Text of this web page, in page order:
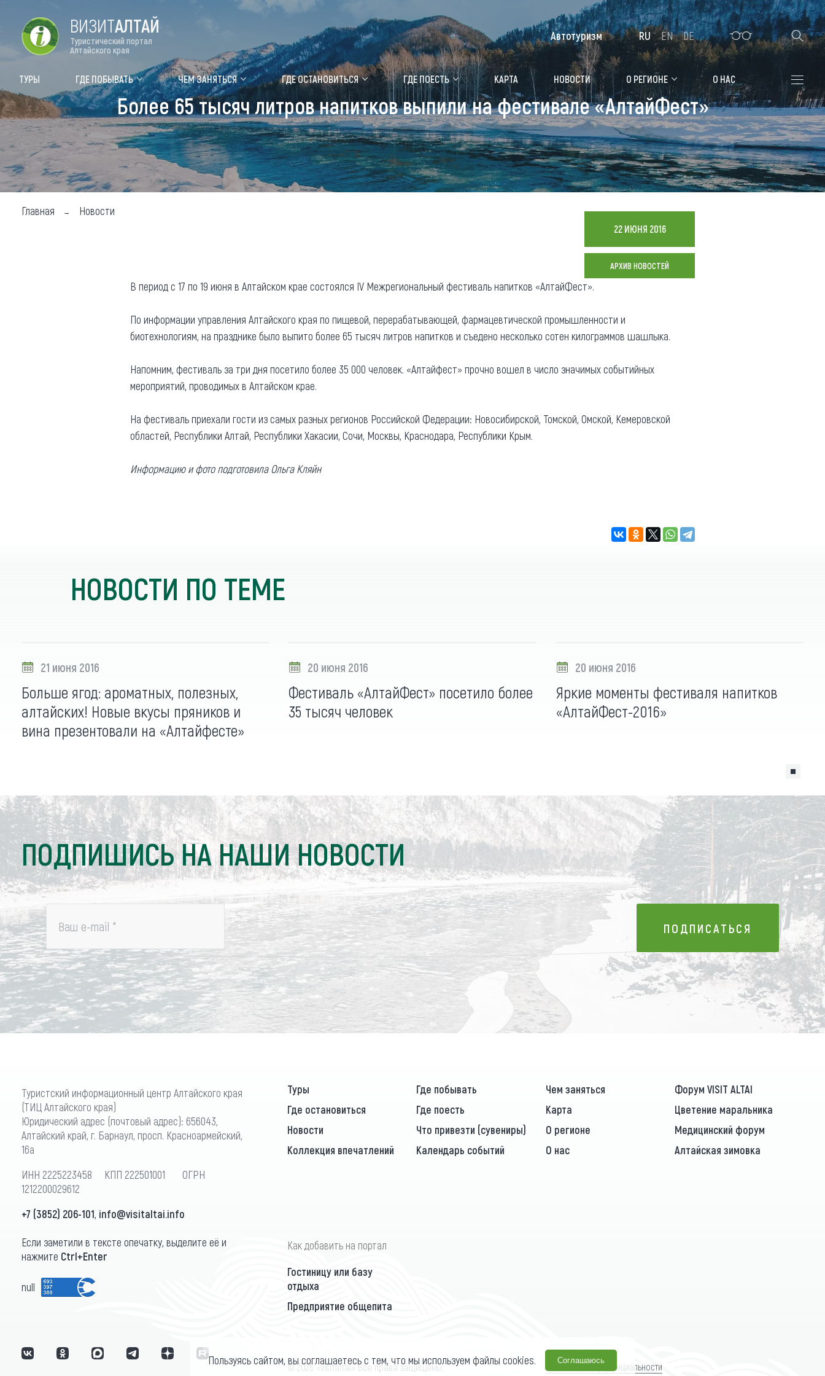
Цветение маральника Медицинский форум Алтайская зимовка
Туры Где побывать
Объекты природы
Объекты истории и культуры
Объекты развлечений
Чем заняться
Календарь событий
Аудиогид
Мой маршрут
Где остановиться
Санатории
Гостиницы, отели
Коттеджи, базы
Сельские усадьбы
Мотели, придорожные отели
Карта
Новости
Что привезти (сувениры)
О регионе
Общая информация
Как добраться
Видеогалерея
Другие рубрики
Противодействие коррупции
ВИЗИТАЛТАЙ
Туристический портал
Алтайского края
ТУРЫ ГДЕ ПОБЫВАТЬ ЧЕМ ЗАНЯТЬСЯ ГДЕ ОСТАНОВИТЬСЯ ГДЕ ПОЕСТЬ КАРТА НОВОСТИ О РЕГИОНЕ О НАС
Автотуризм RU EN DE
Более 65 тысяч литров напитков выпили на фестивале «АлтайФест»
Главная Новости
22 ИЮНЯ 2016
АРХИВ НОВОСТЕЙ
В период с 17 по 19 июня в Алтайском крае состоялся IV Межрегиональный фестиваль напитков «АлтайФест».
По информации управления Алтайского края по пищевой, перерабатывающей, фармацевтической промышленности и
биотехнологиям, на празднике было выпито более 65 тысяч литров напитков и съедено несколько сотен килограммов шашлыка.
Напомним, фестиваль за три дня посетило более 35 000 человек. «Алтайфест» прочно вошел в число значимых событийных
мероприятий, проводимых в Алтайском крае.
На фестиваль приехали гости из самых разных регионов Российской Федерации: Новосибирской, Томской, Омской, Кемеровской
областей, Республики Алтай, Республики Хакасии, Сочи, Москвы, Краснодара, Республики Крым.
Информацию и фото подготовила Ольга Кляйн
НОВОСТИ ПО ТЕМЕ
21 июня 2016
Больше ягод: ароматных, полезных,
алтайских! Новые вкусы пряников и
вина презентовали на «Алтайфесте»
20 июня 2016
Фестиваль «АлтайФест» посетило более
35 тысяч человек
20 июня 2016
Яркие моменты фестиваля напитков
«АлтайФест-2016»
ПОДПИШИСЬ НА НАШИ НОВОСТИ
Ваш e-mail * ПОДПИСАТЬСЯ
ПОДПИСАТЬСЯ
Туристский информационный центр Алтайского края
(ТИЦ Алтайского края)
Юридический адрес (почтовый адрес): 656043,
Алтайский край, г. Барнаул, просп. Красноармейский,
16а
ИНН 2225223458 КПП 222501001 ОГРН
1212200029612
+7 (3852) 206-101, info@visitaltai.info
Если заметили в тексте опечатку, выделите её и
нажмите Ctrl+Enter
null
Туры Где побывать Чем заняться
Форум VISIT ALTAI
Где остановиться
Где поесть Карта
Цветение маральника
Новости
Что привезти (сувениры) О регионе
Медицинский форум
Коллекция впечатлений
Календарь событий О нас Алтайская зимовка
Как добавить на портал
Гостиницу или базу
отдыха
Предприятие общепита
© 2026 «visitaltai» Все права защищены. Политика конфиденциальности
Пользуясь сайтом, вы соглашаетесь с тем, что мы используем файлы cookies. Соглашаюсь